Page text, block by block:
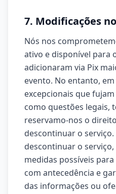
7. Modificações
Nós nos
ativo e disponível para
adicionaram via Pix
evento. No entanto,
excepcionais que
como questões legais,
reservamo-nos o
descontinuar o serviço.
descontinuar o
medidas possíveis
com antecedência e
das informações ou